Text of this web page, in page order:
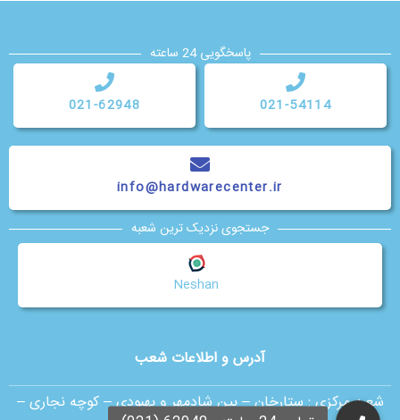
آدرس و اطلاعات شعب
شعبه مرکزی :ستارخان – بین شادمهر و بهبودی – کوچه نجاری –
پاسخگویی 24 ساعته
021-54114
021-62948
info@hardwarecenter.ir
جستجوی نزدیک ترین شعبه
Neshan